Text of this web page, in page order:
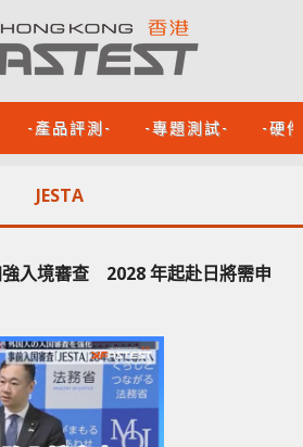
-產品評測- -專題測試- -硬
JESTA
入境審查 2028 年起赴日將需申